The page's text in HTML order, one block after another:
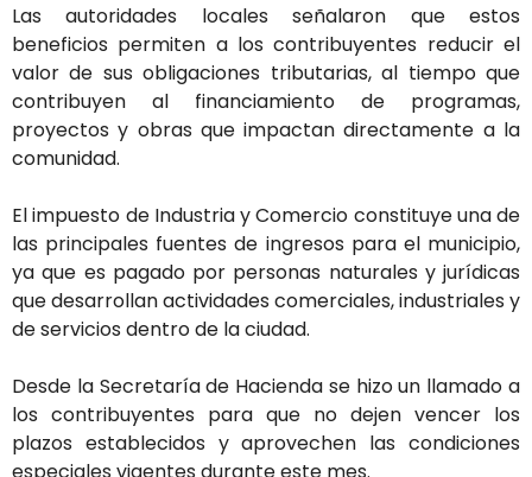
Las autoridades locales señalaron que estos
beneficios permiten a los contribuyentes reducir el
valor de sus obligaciones tributarias, al tiempo que
contribuyen al financiamiento de programas,
proyectos y obras que impactan directamente a la
comunidad.
El impuesto de Industria y Comercio constituye una de
las principales fuentes de ingresos para el municipio,
ya que es pagado por personas naturales y jurídicas
que desarrollan actividades comerciales, industriales y
de servicios dentro de la ciudad.
Desde la Secretaría de Hacienda se hizo un llamado a
los contribuyentes para que no dejen vencer los
plazos establecidos y aprovechen las condiciones